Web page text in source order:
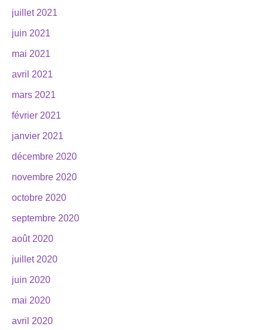
juillet 2021
juin 2021
mai 2021
avril 2021
mars 2021
février 2021
janvier 2021
décembre 2020
novembre 2020
octobre 2020
septembre 2020
août 2020
juillet 2020
juin 2020
mai 2020
avril 2020